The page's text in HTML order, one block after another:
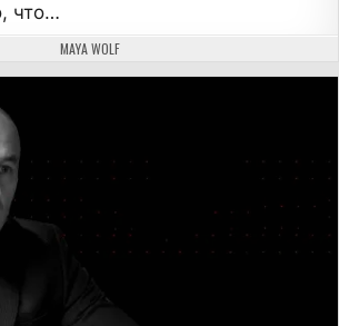
что…
АВТОР:
MAYA WOLF